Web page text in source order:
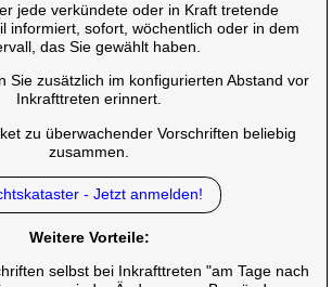
jede verkündete oder in Kraft tretende
informiert, sofort, wöchentlich oder in dem
das Sie gewählt haben.
Sie zusätzlich im konfigurierten Abstand vor
Inkrafttreten erinnert.
zu überwachender Vorschriften beliebig
zusammen.
- Jetzt anmelden!
Weitere Vorteile:
selbst bei Inkrafttreten "am Tage nach